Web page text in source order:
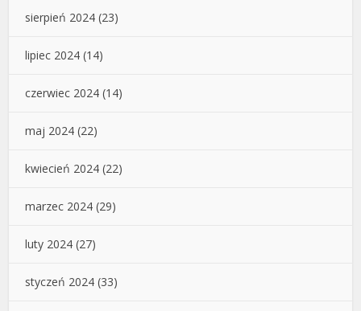
sierpień 2024 (23)
lipiec 2024 (14)
czerwiec 2024 (14)
maj 2024 (22)
kwiecień 2024 (22)
marzec 2024 (29)
luty 2024 (27)
styczeń 2024 (33)